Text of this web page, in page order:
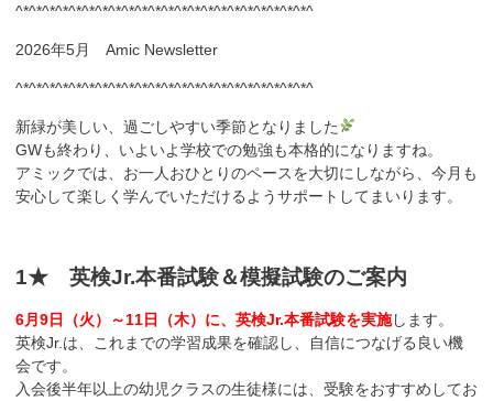
^*^*^*^*^*^*^*^*^*^*^*^*^*^*^*^*^*^*^*^*^*^*^
2026年5月 Amic Newsletter
^*^*^*^*^*^*^*^*^*^*^*^*^*^*^*^*^*^*^*^*^*^*^
新緑が美しい、過ごしやすい季節となりました
GWも終わり、いよいよ学校での勉強も本格的になりますね。
アミックでは、お一人おひとりのペースを大切にしながら、今月も
安心して楽しく学んでいただけるようサポートしてまいります。
1★ 英検Jr.本番試験＆模擬試験のご案内
6月9日（火）～11日（木）に、英検Jr.本番試験を実施します。
英検Jr.は、これまでの学習成果を確認し、自信につなげる良い機
会です。
入会後半年以上の幼児クラスの生徒様には、受験をおすすめしてお